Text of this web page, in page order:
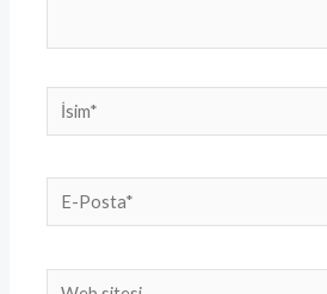
İsim*
E-
Posta*
Web